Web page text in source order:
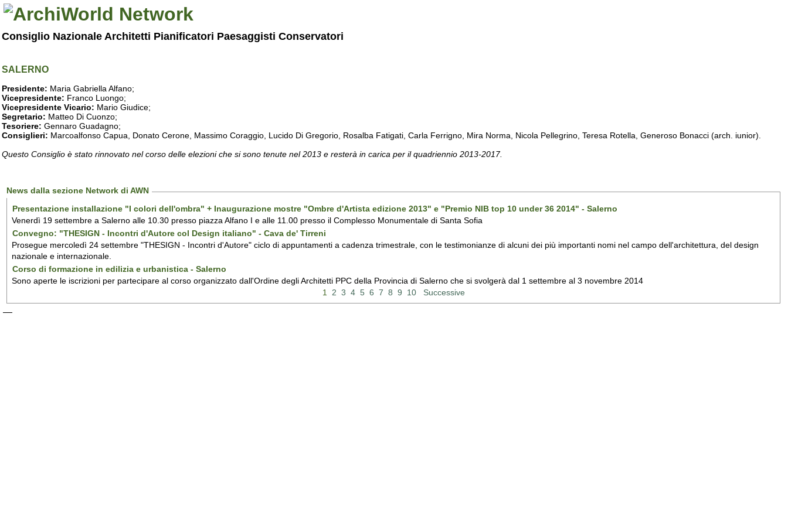
Consiglio Nazionale Architetti Pianificatori Paesaggisti Conservatori
SALERNO
Presidente: Maria Gabriella Alfano;
Vicepresidente: Franco Luongo;
Vicepresidente Vicario: Mario Giudice;
Segretario: Matteo Di Cuonzo;
Tesoriere: Gennaro Guadagno;
Consiglieri: Marcoalfonso Capua, Donato Cerone, Massimo Coraggio, Lucido Di Gregorio, Rosalba Fatigati, Carla Ferrigno, Mira Norma, Nicola Pellegrino, Teresa Rotella, Generoso Bonacci (arch. iunior).
Questo Consiglio è stato rinnovato nel corso delle elezioni che si sono tenute nel 2013 e resterà in carica per il quadriennio 2013-2017.
News dalla sezione Network di AWN
Presentazione installazione "I colori dell'ombra" + Inaugurazione mostre "Ombre d'Artista edizione 2013" e "Premio NIB top 10 under 36 2014" - Salerno
Venerdì 19 settembre a Salerno alle 10.30 presso piazza Alfano I e alle 11.00 presso il Complesso Monumentale di Santa Sofia
Convegno: "THESIGN - Incontri d'Autore col Design italiano" - Cava de' Tirreni
Prosegue mercoledì 24 settembre "THESIGN - Incontri d'Autore" ciclo di appuntamenti a cadenza trimestrale, con le testimonianze di alcuni dei più importanti nomi nel campo dell'architettura, del design
nazionale e internazionale.
Corso di formazione in edilizia e urbanistica - Salerno
Sono aperte le iscrizioni per partecipare al corso organizzato dall'Ordine degli Architetti PPC della Provincia di Salerno che si svolgerà dal 1 settembre al 3 novembre 2014
1
2 3 4 5 6 7 8 9 10 Successive